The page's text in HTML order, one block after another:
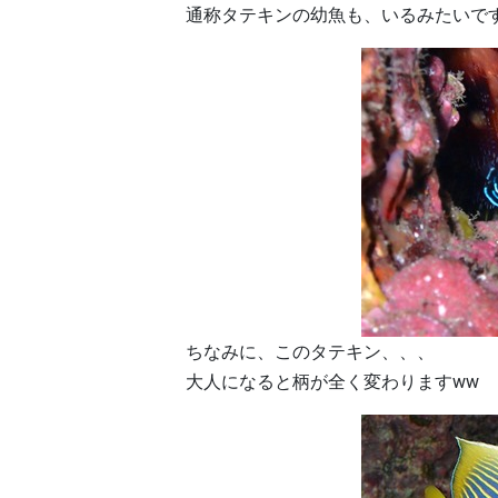
通称タテキンの幼魚も、いるみたいで
ちなみに、このタテキン、、、
大人になると柄が全く変わりますww